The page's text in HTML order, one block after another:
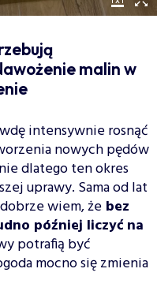
malin w
intensywnie rosnąć
nowych pędów
dlatego ten okres
uprawy. Sama od lat
wiem, że bez
później liczyć na
potrafią być
mocno się zmienia